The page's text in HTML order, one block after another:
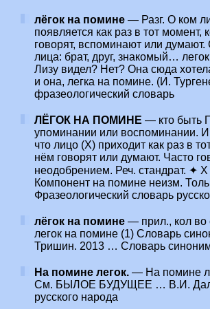
лёгок на помине — Разг. О ком
появляется как раз в тот момент,
говорят, вспоминают или думают.
лица: брат, друг, знакомый…
Лизу видел? Нет? Она сюда
и она, легка на помине. (И.
фразеологический словарь
ЛЁГОК НА ПОМИНЕ — кто быть
упоминании или воспоминании.
что лицо (X) приходит как раз в
нём говорят или думают. Часто
неодобрением. Реч. стандрат. ✦
Компонент на помине неизм.
Фразеологический словарь
лёгок на помине — прил., кол во
легок на помине (1) Словарь
Тришин. 2013 … Словарь
На помине легок. — На помине
См. БЫЛОЕ БУДУЩЕЕ … В.И.
русского народа